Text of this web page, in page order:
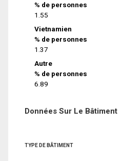
% de personnes
1.55
Vietnamien
% de personnes
1.37
Autre
% de personnes
6.89
Données Sur Le Bâtiment
TYPE DE BÂTIMENT